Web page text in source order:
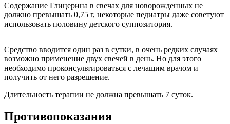
Содержание Глицерина в свечах для новорожденных не
должно превышать 0,75 г, некоторые педиатры даже советуют
использовать половину детского суппозитория.
Средство вводится один раз в сутки, в очень редких случаях
возможно применение двух свечей в день. Но для этого
необходимо проконсультироваться с лечащим врачом и
получить от него разрешение.
Длительность терапии не должна превышать 7 суток.
Противопоказания